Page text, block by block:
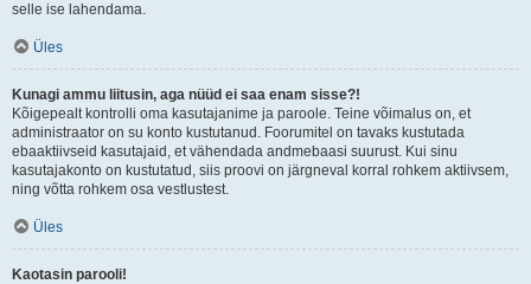
selle ise lahendama.
Üles
Kunagi ammu liitusin, aga nüüd ei saa enam sisse?!
Kõigepealt kontrolli oma kasutajanime ja paroole. Teine võimalus on, et
administraator on su konto kustutanud. Foorumitel on tavaks kustutada
ebaaktiivseid kasutajaid, et vähendada andmebaasi suurust. Kui sinu
kasutajakonto on kustutatud, siis proovi on järgneval korral rohkem aktiivsem,
ning võtta rohkem osa vestlustest.
Üles
Kaotasin parooli!